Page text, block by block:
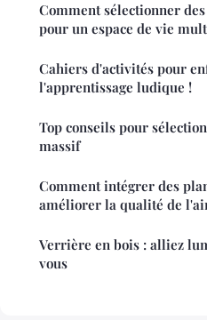
Comment sélectionner
pour un espace de vie
Cahiers d'activités pour
l'apprentissage ludique !
Top conseils pour
massif
Comment intégrer des
améliorer la qualité de
Verrière en bois : alliez
vous